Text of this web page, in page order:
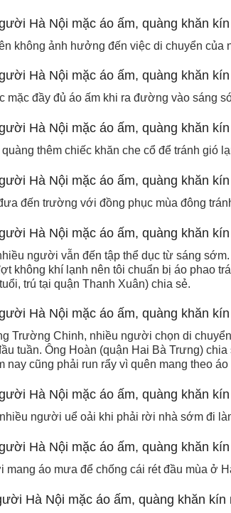
không ảnh hưởng đến việc di chuyển của
mặc đầy đủ áo ấm khi ra đường vào sáng
thêm chiếc khăn che cổ để tránh gió
đến trường với đồng phục mùa đông
người vẫn đến tập thể dục từ sáng sớm.
không khí lạnh nên tôi chuẩn bị áo phao
trú tại quận Thanh Xuân) chia sẻ.
Trường Chinh, nhiều người chọn di
tuần. Ông Hoàn (quận Hai Bà Trưng)
nay cũng phải run rẩy vì quên mang theo áo
người uể oải khi phải rời nhà sớm đi
mang áo mưa để chống cái rét đầu mùa ở